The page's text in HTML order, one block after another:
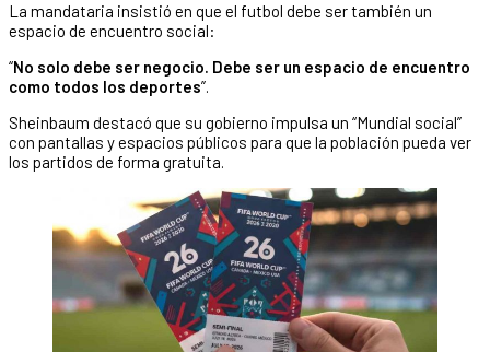
La mandataria insistió en que el futbol debe ser también un
espacio de encuentro social:
“No solo debe ser negocio. Debe ser un espacio de encuentro
como todos los deportes”.
Sheinbaum destacó que su gobierno impulsa un “Mundial social”
con pantallas y espacios públicos para que la población pueda ver
los partidos de forma gratuita.